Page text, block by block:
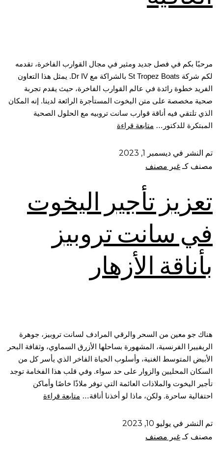
مرحبًا بكم في فصل جديد ومثير في مجال القوارب الفاخرة، تقدمه
لكم شركة St Tropez Boats بالشراكة مع Dr IV. يمثل هذا التعاون
الفريد خطوة رائدة في عالم القوارب الفاخرة، حيث يقدم تجربة
صحية مخصصة على متن اليخوت المستأجرة الرائعة لدينا. إنه المكان
الذي تلتقي فيه أناقة قوارب سانت تروبيه مع الحلول الصحية
المبتكرة للدكتور… متابعة قراءة
تم النشر في ديسمبر 1, 2023
مصنف كـغير مصنف
تعزيز تأجير اليخوت
في سانت تروبيز
بأناقة الأزهار
هناك جو معين من السحر والرقي المرادف لسانت تروبيز، جوهرة
الريفييرا الفرنسية، المشهورة بساحلها الأزرق السماوي، وثقافة البحر
الأبيض المتوسط ​​الغنية، وأسلوب الحياة الفاخر الذي يأسر كل من
السكان المحليين والزوار على حد سواء. وفي قلب هذا الفخامة توجد
تأجير اليخوت والملاذات العائمة التي توفر ملاذًا خاصًا وأماكن
احتفالية ساحرة. ولكن، ماذا لو أخذنا أناقة… متابعة قراءة
تم النشر في يوليو 10, 2023
مصنف كـغير مصنف